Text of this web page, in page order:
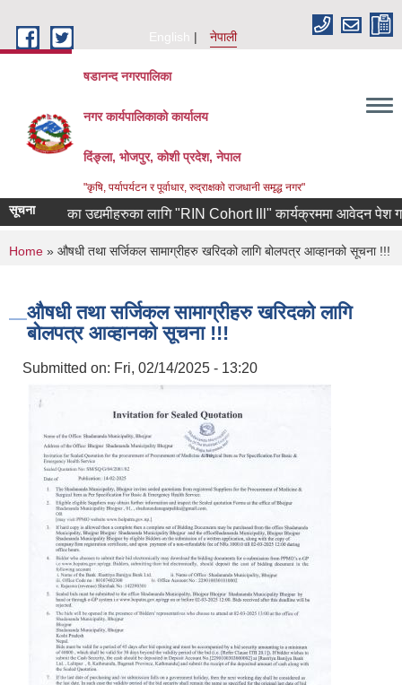
English
नेपाली
षडानन्द नगरपालिका
नगर कार्यपालिकाको कार्यालय
दिंङ्ला, भोजपुर, कोशी प्रदेश, नेपाल
"कृषि, पर्यापर्यटन र पूर्वाधार, रुद्राक्षको राजधानी समृद्ध नगर"
सूचनाफर्केका उद्यमीहरुका लागि "RIN Cohort lll" कार्यक्रममा आवेदन पेश गर्ने
You are here
Home » औषधी तथा सर्जिकल सामाग्रीहरु खरिदको लागि बोलपत्र आव्हानको सूचना !!!
औषधी तथा सर्जिकल सामाग्रीहरु खरिदको लागि
बोलपत्र आव्हानको सूचना !!!
Submitted on: Fri, 02/14/2025 - 13:20